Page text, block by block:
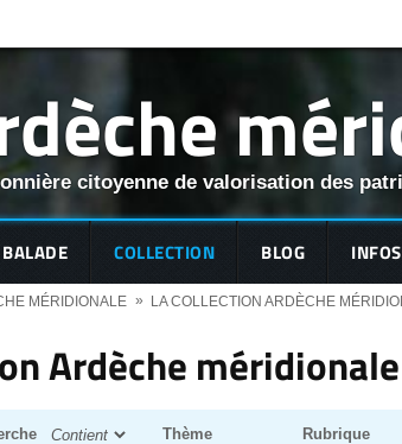
citoyenne de valorisation des
BALADE COLLECTION BLOG
MÉRIDIONALE » LA COLLECTION ARDÈCHE
Ardèche méridionale
Rubrique
Thème